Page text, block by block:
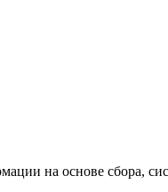
на основе сбора,